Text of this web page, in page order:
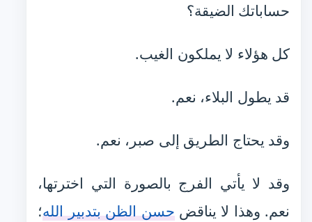
حساباتك الضيقة؟
كل هؤلاء لا يملكون الغيب.
قد يطول البلاء، نعم.
وقد يحتاج الطريق إلى صبر، نعم.
وقد لا يأتي الفرج بالصورة التي اخترتها،
نعم. وهذا لا يناقضحسن الظن بتدبير الله؛